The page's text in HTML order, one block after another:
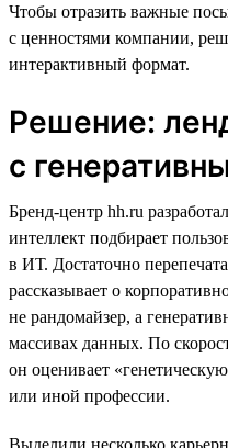
Чтобы отразить важные
с ценностями компании,
интерактивный формат.
Решение:
с
Бренд-центр hh.ru
интеллект подбирает
в ИТ. Достаточно
рассказывает о
не рандомайзер, а
массивах данных. По
он оценивает
или иной профессии.
Выделили несколько